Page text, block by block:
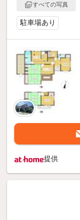
すべての写真
駐車場あり
提供